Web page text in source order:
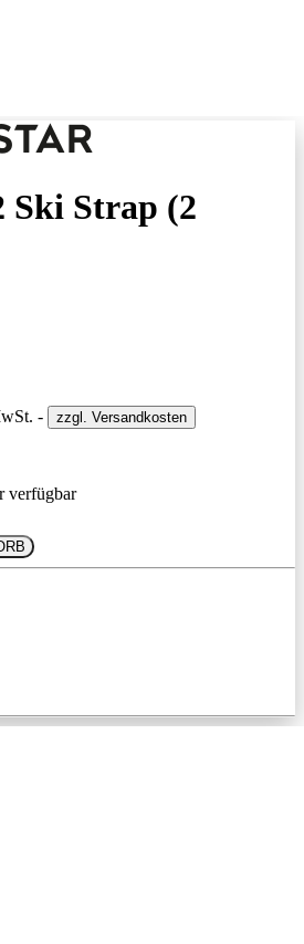
Ski Strap (2
- zzgl. Versandkosten
verfügbar